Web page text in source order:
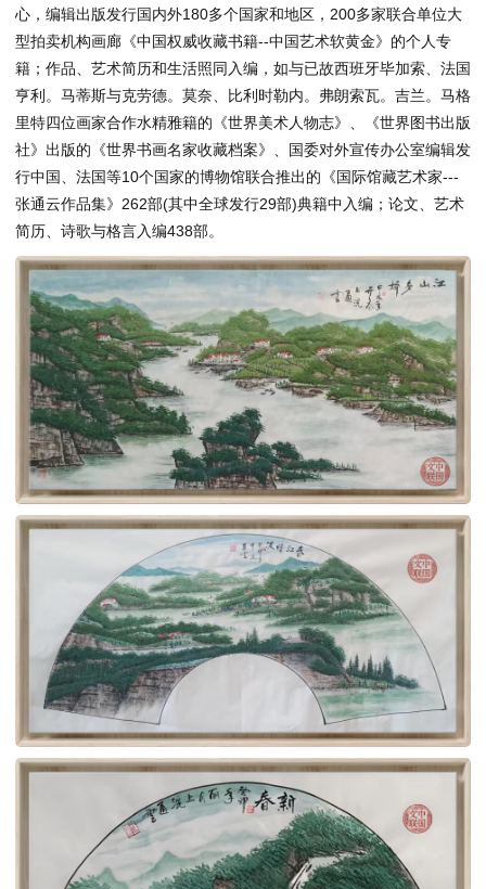
心，编辑出版发行国内外180多个国家和地区，200多家联合单位大
型拍卖机构画廊《中国权威收藏书籍--中国艺术软黄金》的个人专
籍；作品、艺术简历和生活照同入编，如与已故西班牙毕加索、法国
亨利。马蒂斯与克劳德。莫奈、比利时勒内。弗朗索瓦。吉兰。马格
里特四位画家合作水精雅籍的《世界美术人物志》、《世界图书出版
社》出版的《世界书画名家收藏档案》、国委对外宣传办公室编辑发
行中国、法国等10个国家的博物馆联合推出的《国际馆藏艺术家---
张通云作品集》262部(其中全球发行29部)典籍中入编；论文、艺术
简历、诗歌与格言入编438部。